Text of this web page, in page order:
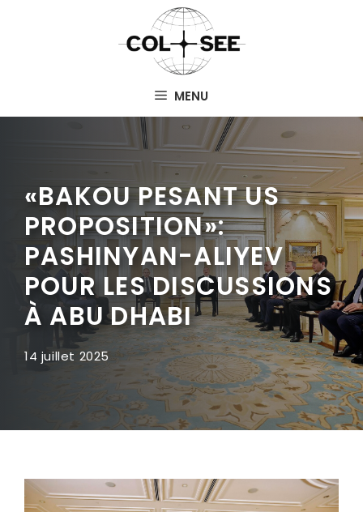
MENU
«BAKOU PESANT US
PROPOSITION»:
PASHINYAN-ALIYEV
POUR LES DISCUSSIONS
À ABU DHABI
14 juillet 2025